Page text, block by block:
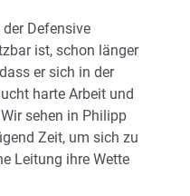
Defensive
ist, schon länger
er sich in der
harte Arbeit und
sehen in Philipp
Zeit, um sich zu
Leitung ihre Wette